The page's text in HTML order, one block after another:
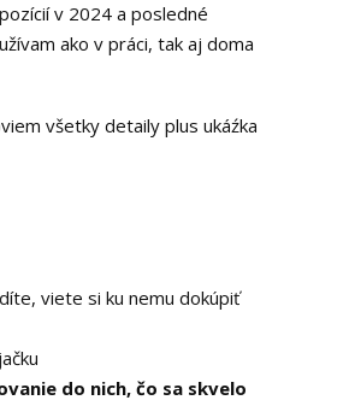
v 2024 a posledné
ako v práci, tak aj doma
všetky detaily plus ukáźka
viete si ku nemu dokúpiť
do nich, čo sa skvelo